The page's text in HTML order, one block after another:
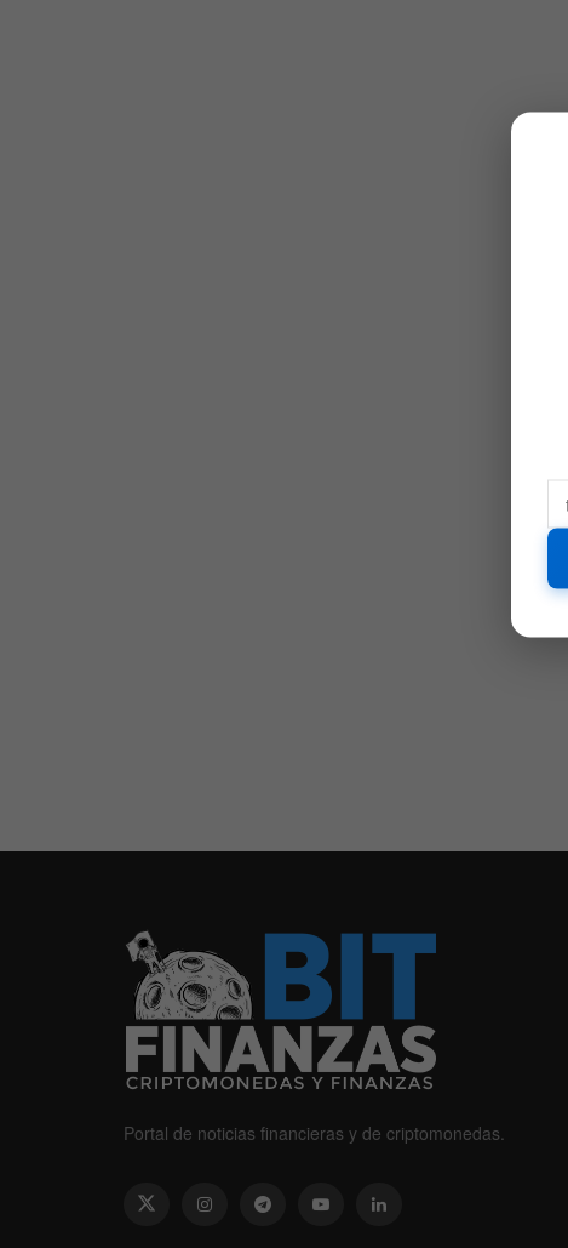
Portal de noticias financieras y de criptomonedas.